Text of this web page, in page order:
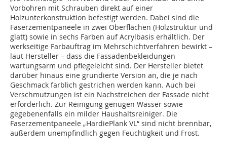
Vorbohren mit Schrauben direkt auf einer
Holzunterkonstruktion befestigt werden. Dabei sind die
Faserzementpaneele in zwei Oberflächen (Holzstruktur und
glatt) sowie in sechs Farben auf Acrylbasis erhältlich. Der
werkseitige Farbauftrag im Mehrschichtverfahren bewirkt –
laut Hersteller – dass die Fassadenbekleidungen
wartungsarm und pflegeleicht sind. Der Hersteller bietet
darüber hinaus eine grundierte Version an, die je nach
Geschmack farblich gestrichen werden kann. Auch bei
Verschmutzungen ist ein Nachstreichen der Fassade nicht
erforderlich. Zur Reinigung genügen Wasser sowie
gegebenenfalls ein milder Haushaltsreiniger. Die
Faserzementpaneele „HardiePlank VL“ sind nicht brennbar,
außerdem unempfindlich gegen Feuchtigkeit und Frost.